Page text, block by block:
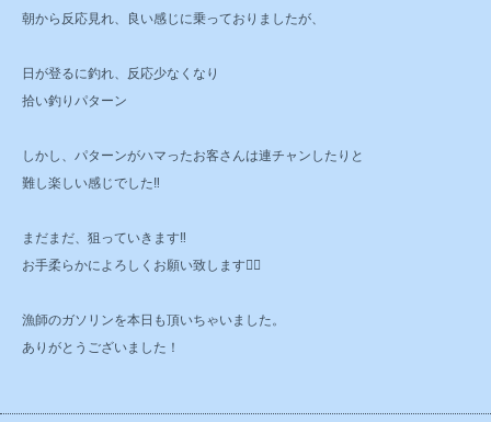
朝から反応見れ、良い感じに乗っておりましたが、
日が登るに釣れ、反応少なくなり
拾い釣りパターン
しかし、パターンがハマったお客さんは連チャンしたりと
難し楽しい感じでした‼️
まだまだ、狙っていきます‼️
お手柔らかによろしくお願い致します🙇‍♂️
漁師のガソリンを本日も頂いちゃいました。
ありがとうございました！